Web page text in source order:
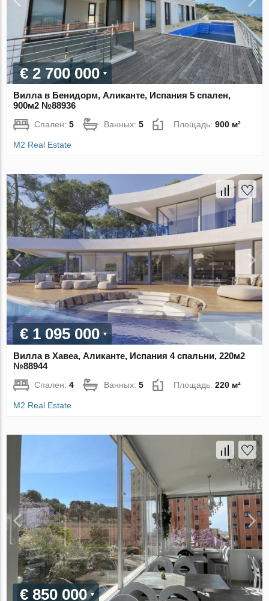
€ 2 700 000
Вилла в Бенидорм, Аликанте, Испания 5 спален,
900м2 №88936
Спален:5 Ванных:5 Площадь:900 м²
M2 Real Estate
€ 1 095 000
Вилла в Хавеа, Аликанте, Испания 4 спальни, 220м2
№88944
Спален:4 Ванных:5 Площадь:220 м²
M2 Real Estate
€ 850 000